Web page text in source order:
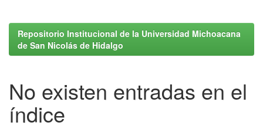
Repositorio Institucional de la Universidad Michoacana
de San Nicolás de Hidalgo
No existen entradas en el
índice